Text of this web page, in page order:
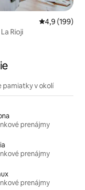
Priemerné
4,9 (199)
Rioji
pamiatky v okolí
prenájmy
prenájmy
prenájmy